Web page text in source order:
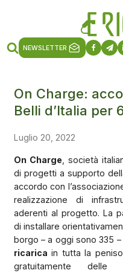
NEWSLETTER
On Charge:
Belli d’Italia per
Luglio 20, 2022
On Charge , società
di progetti a supporto
accordo con
realizzazione di
aderenti al progetto. La
di installare
borgo – a oggi sono 335
ricarica in tutta la
gratuitamente